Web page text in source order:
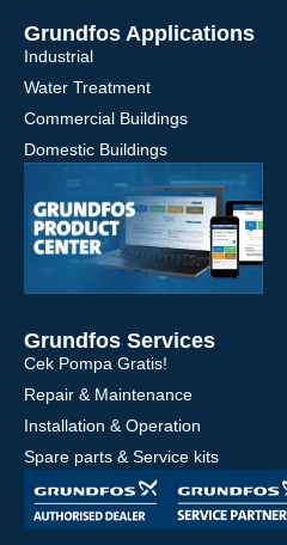
Grundfos Applications
Industrial
Water Treatment
Commercial Buildings
Domestic Buildings
Grundfos Services
Cek Pompa Gratis!
Repair & Maintenance
Installation & Operation
Spare parts & Service kits